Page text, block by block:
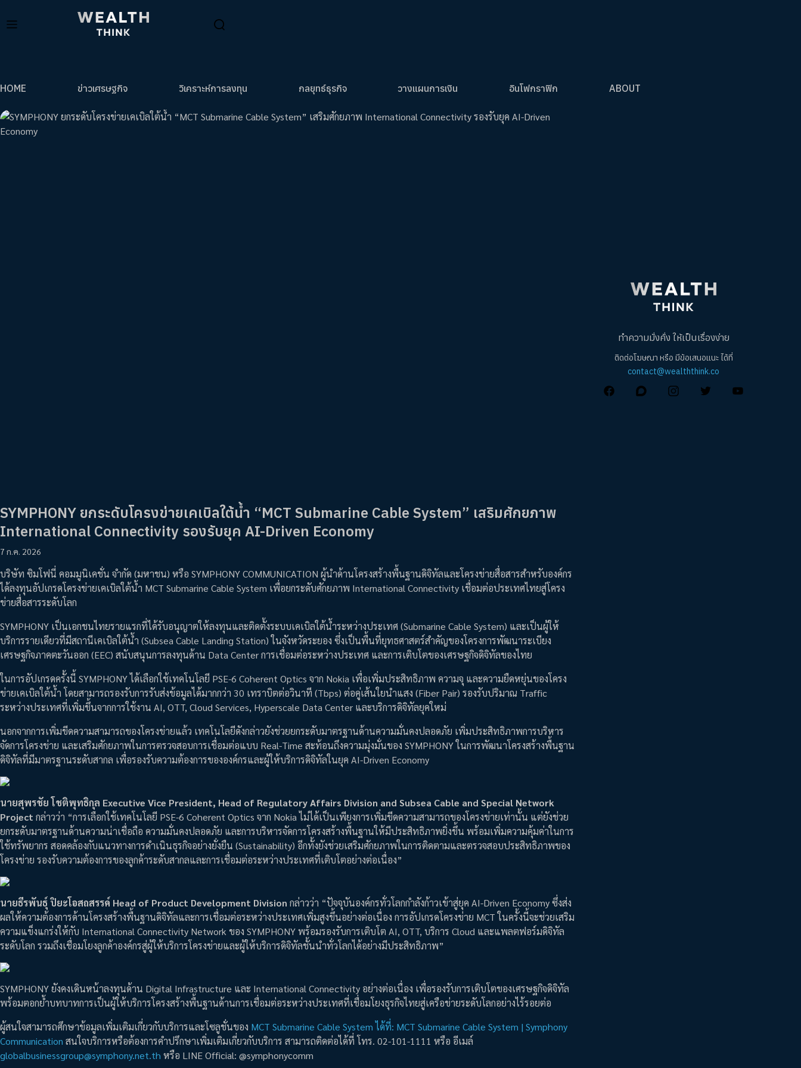
HOME ข่าวเศรษฐกิจ วิเคราะห์การลงทุน กลยุทธ์ธุรกิจ วางแผนการเงิน อินโฟกราฟิก ABOUT
SYMPHONY ยกระดับโครงข่ายเคเบิลใต้น้ำ “MCT Submarine Cable System” เสริมศักยภาพ
International Connectivity รองรับยุค AI-Driven Economy
7 ก.ค. 2026
บริษัท ซิมโฟนี่ คอมมูนิเคชั่น จำกัด (มหาชน) หรือ SYMPHONY COMMUNICATION ผู้นำด้านโครงสร้างพื้นฐานดิจิทัลและโครงข่ายสื่อสารสำหรับองค์กร
ได้ลงทุนอัปเกรดโครงข่ายเคเบิลใต้น้ำ MCT Submarine Cable System เพื่อยกระดับศักยภาพ International Connectivity เชื่อมต่อประเทศไทยสู่โครง
ข่ายสื่อสารระดับโลก
SYMPHONY เป็นเอกชนไทยรายแรกที่ได้รับอนุญาตให้ลงทุนและติดตั้งระบบเคเบิลใต้น้ำระหว่างประเทศ (Submarine Cable System) และเป็นผู้ให้
บริการรายเดียวที่มีสถานีเคเบิลใต้น้ำ (Subsea Cable Landing Station) ในจังหวัดระยอง ซึ่งเป็นพื้นที่ยุทธศาสตร์สำคัญของโครงการพัฒนาระเบียง
เศรษฐกิจภาคตะวันออก (EEC) สนับสนุนการลงทุนด้าน Data Center การเชื่อมต่อระหว่างประเทศ และการเติบโตของเศรษฐกิจดิจิทัลของไทย
ในการอัปเกรดครั้งนี้ SYMPHONY ได้เลือกใช้เทคโนโลยี PSE-6 Coherent Optics จาก Nokia เพื่อเพิ่มประสิทธิภาพ ความจุ และความยืดหยุ่นของโครง
ข่ายเคเบิลใต้น้ำ โดยสามารถรองรับการรับส่งข้อมูลได้มากกว่า 30 เทราบิตต่อวินาที (Tbps) ต่อคู่เส้นใยนำแสง (Fiber Pair) รองรับปริมาณ Traffic
ระหว่างประเทศที่เพิ่มขึ้นจากการใช้งาน AI, OTT, Cloud Services, Hyperscale Data Center และบริการดิจิทัลยุคใหม่
นอกจากการเพิ่มขีดความสามารถของโครงข่ายแล้ว เทคโนโลยีดังกล่าวยังช่วยยกระดับมาตรฐานด้านความมั่นคงปลอดภัย เพิ่มประสิทธิภาพการบริหาร
จัดการโครงข่าย และเสริมศักยภาพในการตรวจสอบการเชื่อมต่อแบบ Real-Time สะท้อนถึงความมุ่งมั่นของ SYMPHONY ในการพัฒนาโครงสร้างพื้นฐาน
ดิจิทัลที่มีมาตรฐานระดับสากล เพื่อรองรับความต้องการขององค์กรและผู้ให้บริการดิจิทัลในยุค AI-Driven Economy
นายสุพรชัย โชติพุทธิกุล Executive Vice President, Head of Regulatory Affairs Division and Subsea Cable and Special Network
Project กล่าวว่า “การเลือกใช้เทคโนโลยี PSE-6 Coherent Optics จาก Nokia ไม่ได้เป็นเพียงการเพิ่มขีดความสามารถของโครงข่ายเท่านั้น แต่ยังช่วย
ยกระดับมาตรฐานด้านความน่าเชื่อถือ ความมั่นคงปลอดภัย และการบริหารจัดการโครงสร้างพื้นฐานให้มีประสิทธิภาพยิ่งขึ้น พร้อมเพิ่มความคุ้มค่าในการ
ใช้ทรัพยากร สอดคล้องกับแนวทางการดำเนินธุรกิจอย่างยั่งยืน (Sustainability) อีกทั้งยังช่วยเสริมศักยภาพในการติดตามและตรวจสอบประสิทธิภาพของ
โครงข่าย รองรับความต้องการของลูกค้าระดับสากลและการเชื่อมต่อระหว่างประเทศที่เติบโตอย่างต่อเนื่อง”
นายธีรพันธุ์ ปิยะโอสถสรรค์ Head of Product Development Division กล่าวว่า “ปัจจุบันองค์กรทั่วโลกกำลังก้าวเข้าสู่ยุค AI-Driven Economy ซึ่งส่ง
ผลให้ความต้องการด้านโครงสร้างพื้นฐานดิจิทัลและการเชื่อมต่อระหว่างประเทศเพิ่มสูงขึ้นอย่างต่อเนื่อง การอัปเกรดโครงข่าย MCT ในครั้งนี้จะช่วยเสริม
ความแข็งแกร่งให้กับ International Connectivity Network ของ SYMPHONY พร้อมรองรับการเติบโต AI, OTT, บริการ Cloud และแพลตฟอร์มดิจิทัล
ระดับโลก รวมถึงเชื่อมโยงลูกค้าองค์กรสู่ผู้ให้บริการโครงข่ายและผู้ให้บริการดิจิทัลชั้นนำทั่วโลกได้อย่างมีประสิทธิภาพ”
SYMPHONY ยังคงเดินหน้าลงทุนด้าน Digital Infrastructure และ International Connectivity อย่างต่อเนื่อง เพื่อรองรับการเติบโตของเศรษฐกิจดิจิทัล
พร้อมตอกย้ำบทบาทการเป็นผู้ให้บริการโครงสร้างพื้นฐานด้านการเชื่อมต่อระหว่างประเทศที่เชื่อมโยงธุรกิจไทยสู่เครือข่ายระดับโลกอย่างไร้รอยต่อ
ผู้สนใจสามารถศึกษาข้อมูลเพิ่มเติมเกี่ยวกับบริการและโซลูชั่นของ MCT Submarine Cable System ได้ที่: MCT Submarine Cable System | Symphony
Communication สนใจบริการหรือต้องการคำปรึกษาเพิ่มเติมเกี่ยวกับบริการ สามารถติดต่อได้ที่ โทร. 02-101-1111 หรือ อีเมล์
globalbusinessgroup@symphony.net.th หรือ LINE Official: @symphonycomm
ทำความมั่งคั่ง ให้เป็นเรื่องง่าย
ติดต่อโฆษณา หรือ มีข้อเสนอแนะ ได้ที่
contact@wealththink.co